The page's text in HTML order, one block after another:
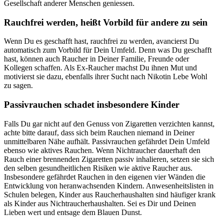
Gesellschaft anderer Menschen geniessen.
Rauchfrei werden, heißt Vorbild für andere zu sein
Wenn Du es geschafft hast, rauchfrei zu werden, avancierst Du
automatisch zum Vorbild für Dein Umfeld. Denn was Du geschafft
hast, können auch Raucher in Deiner Familie, Freunde oder
Kollegen schaffen. Als Ex-Raucher machst Du ihnen Mut und
motivierst sie dazu, ebenfalls ihrer Sucht nach Nikotin Lebe Wohl
zu sagen.
Passivrauchen schadet insbesondere Kinder
Falls Du gar nicht auf den Genuss von Zigaretten verzichten kannst,
achte bitte darauf, dass sich beim Rauchen niemand in Deiner
unmittelbaren Nähe aufhält. Passivrauchen gefährdet Dein Umfeld
ebenso wie aktives Rauchen. Wenn Nichtraucher dauerhaft den
Rauch einer brennenden Zigaretten passiv inhalieren, setzen sie sich
den selben gesundheitlichen Risiken wie aktive Raucher aus.
Insbesondere gefährdet Rauchen in den eigenen vier Wänden die
Entwicklung von heranwachsenden Kindern. Anwesenheitslisten in
Schulen belegen, Kinder aus Raucherhaushalten sind häufiger krank
als Kinder aus Nichtraucherhaushalten. Sei es Dir und Deinen
Lieben wert und entsage dem Blauen Dunst.